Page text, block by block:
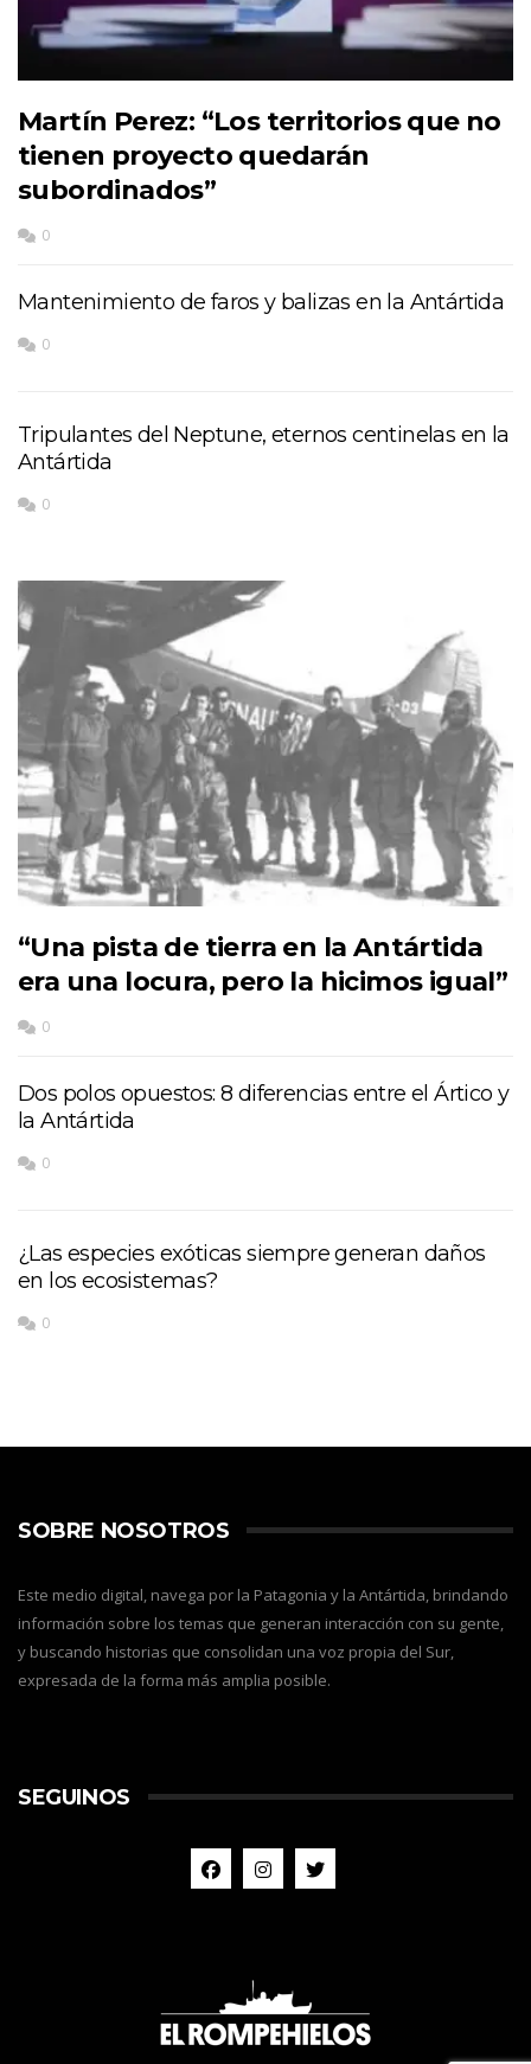
Martín Perez: “Los territorios que no
tienen proyecto quedarán
subordinados”
0
Mantenimiento de faros y balizas en la Antártida
0
Tripulantes del Neptune, eternos centinelas en la
Antártida
0
“Una pista de tierra en la Antártida
era una locura, pero la hicimos igual”
0
Dos polos opuestos: 8 diferencias entre el Ártico y
la Antártida
0
¿Las especies exóticas siempre generan daños
en los ecosistemas?
0
SOBRE NOSOTROS
Este medio digital, navega por la Patagonia y la Antártida, brindando
información sobre los temas que generan interacción con su gente,
y buscando historias que consolidan una voz propia del Sur,
expresada de la forma más amplia posible.
SEGUINOS